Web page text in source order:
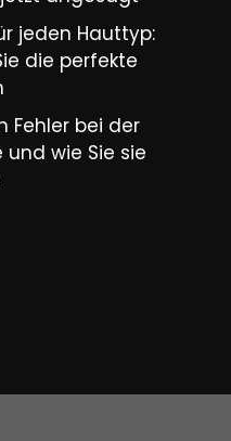
jeden Hauttyp:
die perfekte
Fehler bei der
wie Sie sie